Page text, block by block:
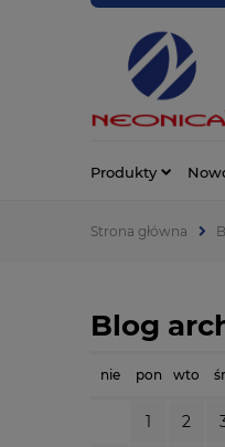
Produkty
Strona główna
Blog
nie pon wto
1 2